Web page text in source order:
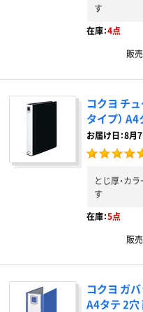
す
在庫：4点
販
コクヨ チ
タイプ）
お届け日：8月7
とじ厚・カ
す
在庫：5点
販
コクヨ ガ
A4タテ 2穴